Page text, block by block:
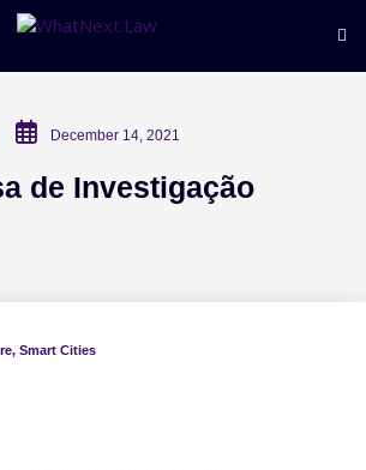
December 14, 2021
de Investigação
, Smart Cities